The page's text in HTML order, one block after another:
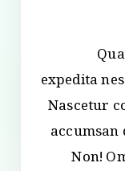
expedita
Nascetur
Non!